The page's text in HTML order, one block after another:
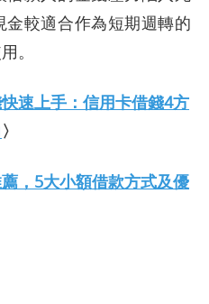
較適合作為短期週轉的
。
速上手：信用卡借錢4方
〉
，5大小額借款方式及優